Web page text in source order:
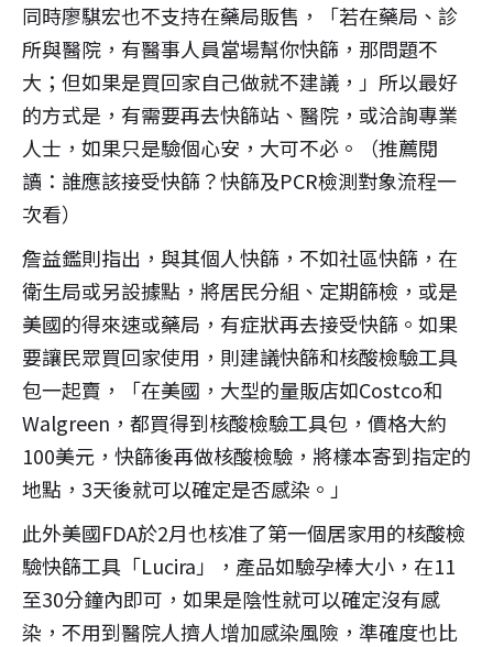
同時廖騏宏也不支持在藥局販售，「若在藥局、診
所與醫院，有醫事人員當場幫你快篩，那問題不
大；但如果是買回家自己做就不建議，」所以最好
的方式是，有需要再去快篩站、醫院，或洽詢專業
人士，如果只是驗個心安，大可不必。（推薦閱
讀：誰應該接受快篩？快篩及PCR檢測對象流程一
次看）
詹益鑑則指出，與其個人快篩，不如社區快篩，在
衛生局或另設據點，將居民分組、定期篩檢，或是
美國的得來速或藥局，有症狀再去接受快篩。如果
要讓民眾買回家使用，則建議快篩和核酸檢驗工具
包一起賣，「在美國，大型的量販店如Costco和
Walgreen，都買得到核酸檢驗工具包，價格大約
100美元，快篩後再做核酸檢驗，將樣本寄到指定的
地點，3天後就可以確定是否感染。」
此外美國FDA於2月也核准了第一個居家用的核酸檢
驗快篩工具「Lucira」，產品如驗孕棒大小，在11
至30分鐘內即可，如果是陰性就可以確定沒有感
染，不用到醫院人擠人增加感染風險，準確度也比